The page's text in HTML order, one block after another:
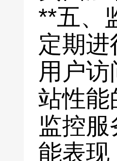
**五、
定期
用户
站性能
监控
能表现